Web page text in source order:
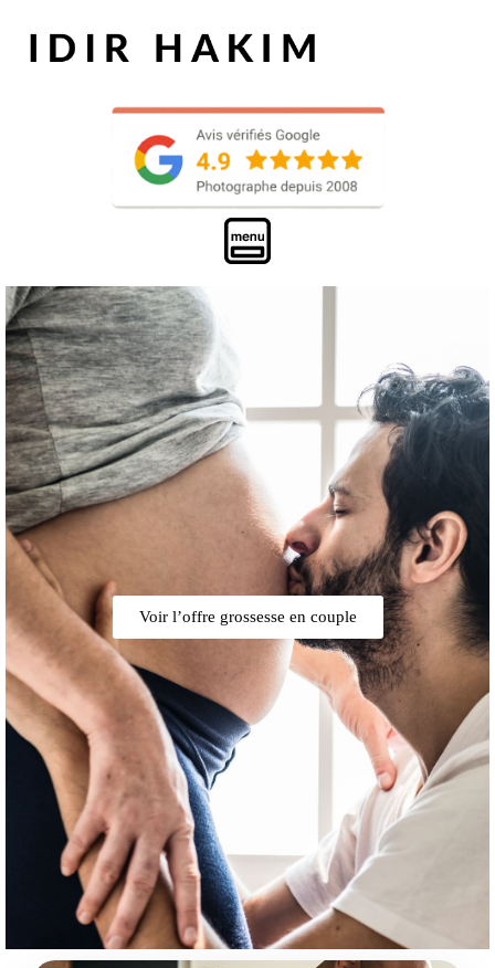
Voir l’offre grossesse en couple